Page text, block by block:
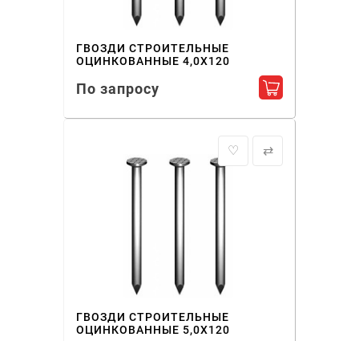
ГВОЗДИ СТРОИТЕЛЬНЫЕ
ОЦИНКОВАННЫЕ 4,0X120
По запросу Добавить в
♡ ⇄
ГВОЗДИ СТРОИТЕЛЬНЫЕ
ОЦИНКОВАННЫЕ 5,0X120